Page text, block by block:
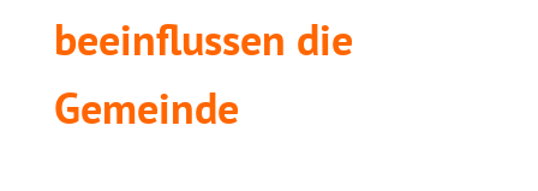
beeinflussen die
Gemeinde